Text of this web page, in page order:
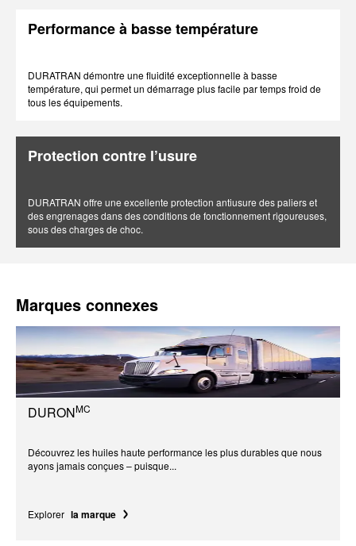
Performance à basse température
DURATRAN démontre une fluidité exceptionnelle à basse
température, qui permet un démarrage plus facile par temps froid de
tous les équipements.
Protection contre l’usure
DURATRAN offre une excellente protection antiusure des paliers et
des engrenages dans des conditions de fonctionnement rigoureuses,
sous des charges de choc.
Marques connexes
DURONMC
Découvrez les huiles haute performance les plus durables que nous
ayons jamais conçues – puisque...
Explorer la marque